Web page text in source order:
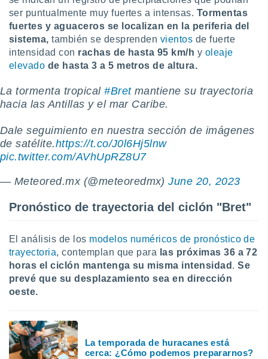
e
mediante
publicidad
de
1199
ser puntualmente muy fuertes a intensas. Tormentas
fuertes y aguaceros se localizan en la periferia del
sistema,también se desprenden vientos de fuerte
intensidad con rachas de hasta 95 km/h y oleaje
elevado de hasta 3 a 5 metros de altura.
La tormenta tropical#Bretmantiene su trayectoria
hacia las Antillas y el mar Caribe.
Dale seguimiento en nuestra sección de imágenes
de satélite.https://t.co/J0l6Hj5lnw
pic.twitter.com/AVhUpRZ8U7
— Meteored.mx (@meteoredmx)June 20, 2023
Pronóstico de trayectoria del ciclón "Bret"
El análisis de los modelos numéricos de pronóstico de
trayectoria, contemplan que para las próximas 36 a 72
horas el ciclón mantenga su misma intensidad .Se
prevé que su desplazamiento sea en dirección
oeste.
La temporada de huracanes está
cerca: ¿Cómo podemos prepararnos?